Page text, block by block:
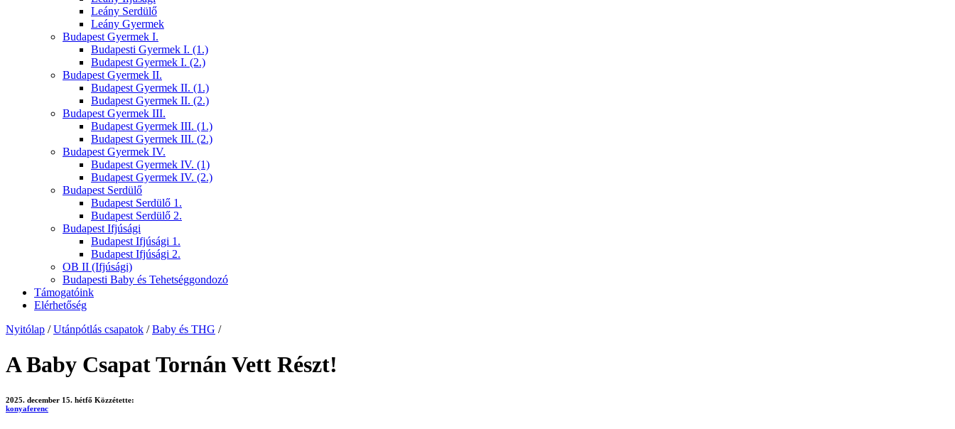
Leány Serdülő
Leány Gyermek
Budapest Gyermek I.
Budapesti Gyermek I. (1.)
Budapest Gyermek I. (2.)
Budapest Gyermek II.
Budapest Gyermek II. (1.)
Budapest Gyermek II. (2.)
Budapest Gyermek III.
Budapest Gyermek III. (1.)
Budapest Gyermek III. (2.)
Budapest Gyermek IV.
Budapest Gyermek IV. (1)
Budapest Gyermek IV. (2.)
Budapest Serdülő
Budapest Serdülő 1.
Budapest Serdülő 2.
Budapest Ifjúsági
Budapest Ifjúsági 1.
Budapest Ifjúsági 2.
OB II (Ifjúsági)
Budapesti Baby és Tehetséggondozó
Támogatóink
Elérhetőség
Nyitólap / Utánpótlás csapatok / Baby és THG /
A Baby Csapat Tornán Vett Részt!
2025. december 15. hétfő Közzétette:
konyaferenc